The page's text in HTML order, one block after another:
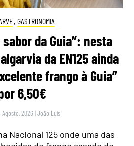
, GASTRONOMIA
da Guia”: nesta
da EN125 ainda
frango à Guia”
6,50€
Agosto, 2026 |João Luís
Nacional 125 onde uma das